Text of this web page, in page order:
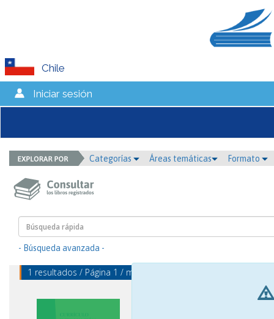
Chile
Iniciar sesión
Categorías Áreas temáticas Formato
- Búsqueda avanzada -
1 resultados / Página 1 / mostrando 1 - 1